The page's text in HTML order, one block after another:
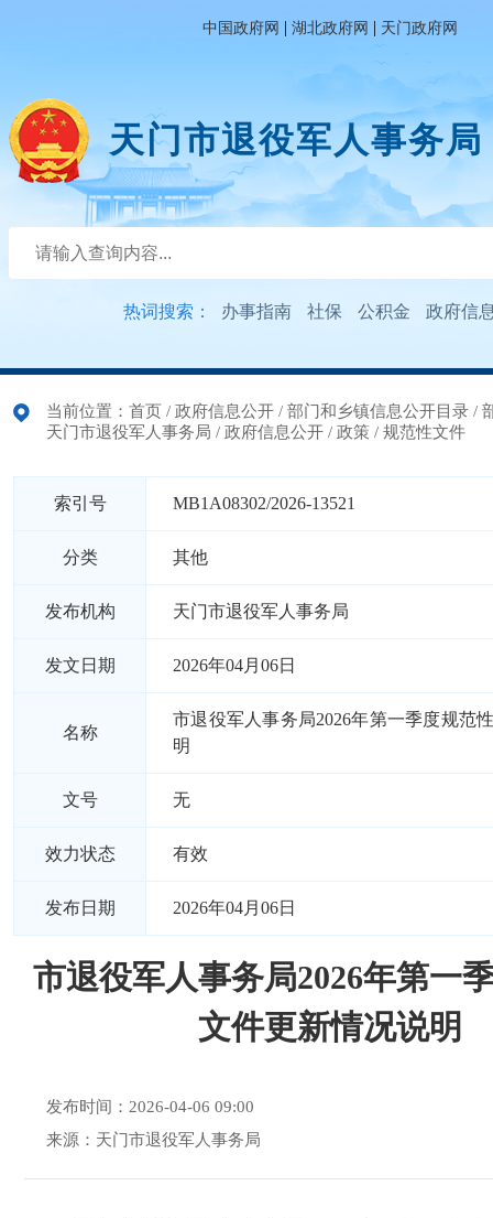
中国政府网 | 湖北政府网 | 天门政府网
天门市退役军人事务局
热词搜索： 办事指南 社保 公积金 政府信
当前位置： 首页 / 政府信息公开 / 部门和乡镇信息公开目录 /
天门市退役军人事务局 / 政府信息公开 / 政策 / 规范性文件
索引号 MB1A08302/2026-13521
分类 其他
发布机构 天门市退役军人事务局
发文日期 2026年04月06日
名称
市退役军人事务局2026年第一季度规范
明
文号 无
效力状态 有效
发布日期 2026年04月06日
市退役军人事务局2026年第一
文件更新情况说明
发布时间：2026-04-06 09:00
来源：天门市退役军人事务局